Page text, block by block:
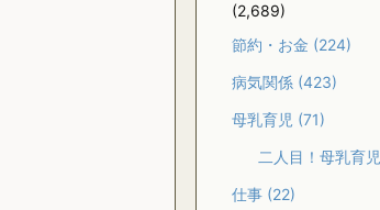
(2,689)
節約・お金 (224)
病気関係 (423)
母乳育児 (71)
二人目！母乳育児
仕事 (22)